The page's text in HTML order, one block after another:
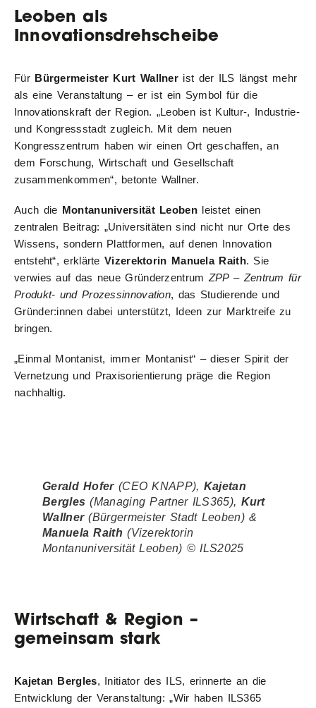
Leoben als
Innovationsdrehscheibe
Für Bürgermeister Kurt Wallner ist der ILS längst mehr
als eine Veranstaltung – er ist ein Symbol für die
Innovationskraft der Region. „Leoben ist Kultur-, Industrie-
und Kongressstadt zugleich. Mit dem neuen
Kongresszentrum haben wir einen Ort geschaffen, an
dem Forschung, Wirtschaft und Gesellschaft
zusammenkommen“, betonte Wallner.
Auch die Montanuniversität Leobenleistet einen
zentralen Beitrag: „Universitäten sind nicht nur Orte des
Wissens, sondern Plattformen, auf denen Innovation
entsteht“, erklärteVizerektorin Manuela Raith. Sie
verwies auf das neue GründerzentrumZPP – Zentrum für
Produkt- und Prozessinnovation, das Studierende und
Gründer:innen dabei unterstützt, Ideen zur Marktreife zu
bringen.
„Einmal Montanist, immer Montanist“ – dieser Spirit der
Vernetzung und Praxisorientierung präge die Region
nachhaltig.
Gerald Hofer (CEO KNAPP), Kajetan
Bergles (Managing Partner ILS365), Kurt
Wallner (Bürgermeister Stadt Leoben)&
Manuela Raith (Vizerektorin
Montanuniversität Leoben) © ILS2025
Wirtschaft & Region –
gemeinsam stark
Kajetan Bergles, Initiator des ILS, erinnerte an die
Entwicklung der Veranstaltung: „Wir haben ILS365